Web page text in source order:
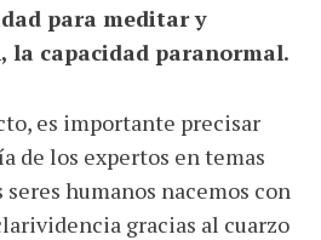
para meditar y
la capacidad paranormal.
es importante precisar
de los expertos en temas
humanos nacemos con
gracias al cuarzo